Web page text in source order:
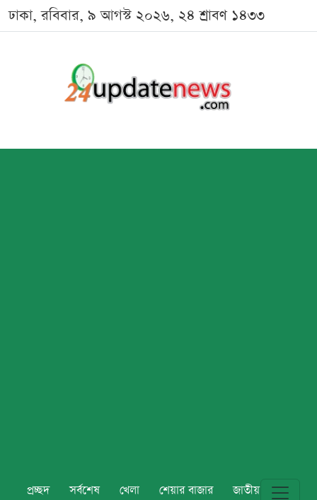
ঢাকা, রবিবার, ৯ আগস্ট ২০২৬, ২৪ শ্রাবণ ১৪৩৩
প্রচ্ছদ সর্বশেষ খেলা শেয়ার বাজার জাতীয় বিশ্ব